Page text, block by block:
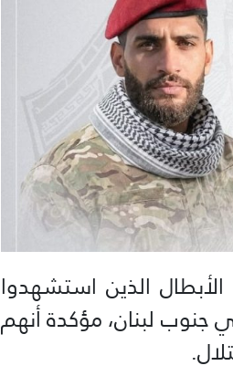
3 من فرسانها الأبطال الذين استشهدوا
جنوب لبنان، مؤكدة أنهم